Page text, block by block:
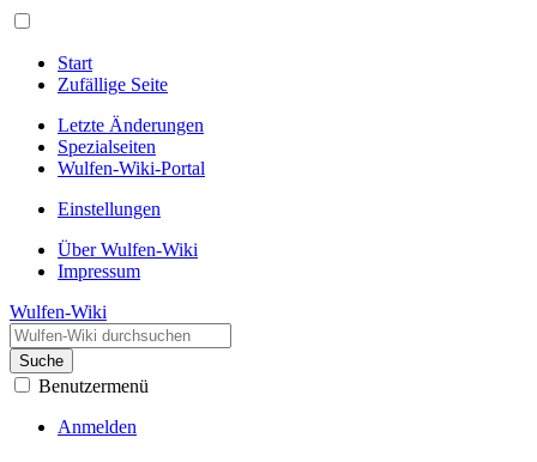
Start
Zufällige Seite
Letzte Änderungen
Spezialseiten
Wulfen-Wiki-Portal
Einstellungen
Über Wulfen-Wiki
Impressum
Wulfen-Wiki
Suche
Benutzermenü
Anmelden